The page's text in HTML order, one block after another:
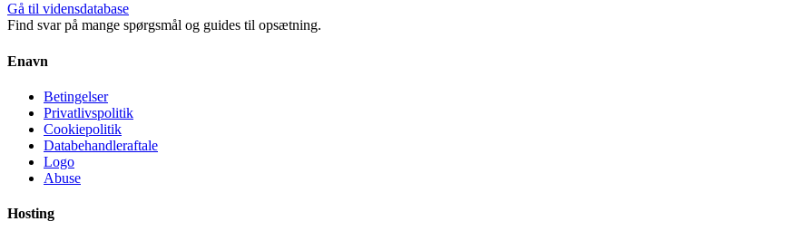
Gå til vidensdatabase
Find svar på mange spørgsmål og guides til opsætning.
Enavn
Betingelser
Privatlivspolitik
Cookiepolitik
Databehandleraftale
Logo
Abuse
Hosting